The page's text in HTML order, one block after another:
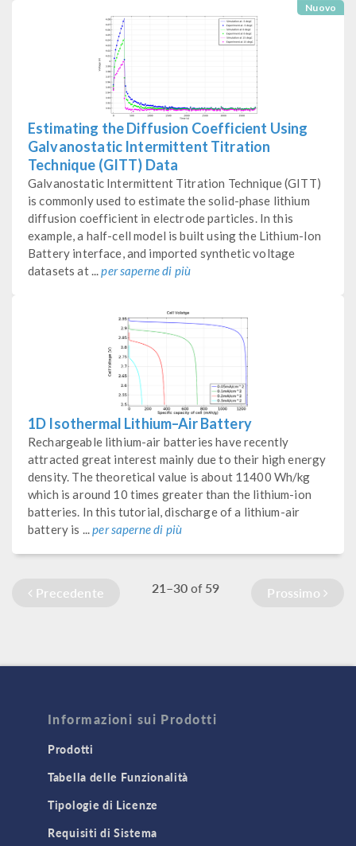
Estimating the Diffusion Coefficient Using
Galvanostatic Intermittent Titration
Technique (GITT) Data
Nuovo
Galvanostatic Intermittent Titration Technique (GITT)
is commonly used to estimate the solid-phase lithium
diffusion coefficient in electrode particles. In this
example, a half-cell model is built using the Lithium-Ion
Battery interface, and imported synthetic voltage
datasets at ...per saperne di più
1D Isothermal Lithium–Air Battery
Rechargeable lithium-air batteries have recently
attracted great interest mainly due to their high energy
density. The theoretical value is about 11400 Wh/kg
which is around 10 times greater than the lithium-ion
batteries. In this tutorial, discharge of a lithium-air
battery is ...per saperne di più
Precedente 21–30 of 59 Prossimo
Informazioni sui Prodotti
Prodotti
Tabella delle Funzionalità
Tipologie di Licenze
Requisiti di Sistema